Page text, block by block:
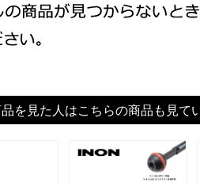
を見た人はこちらの商品も見て